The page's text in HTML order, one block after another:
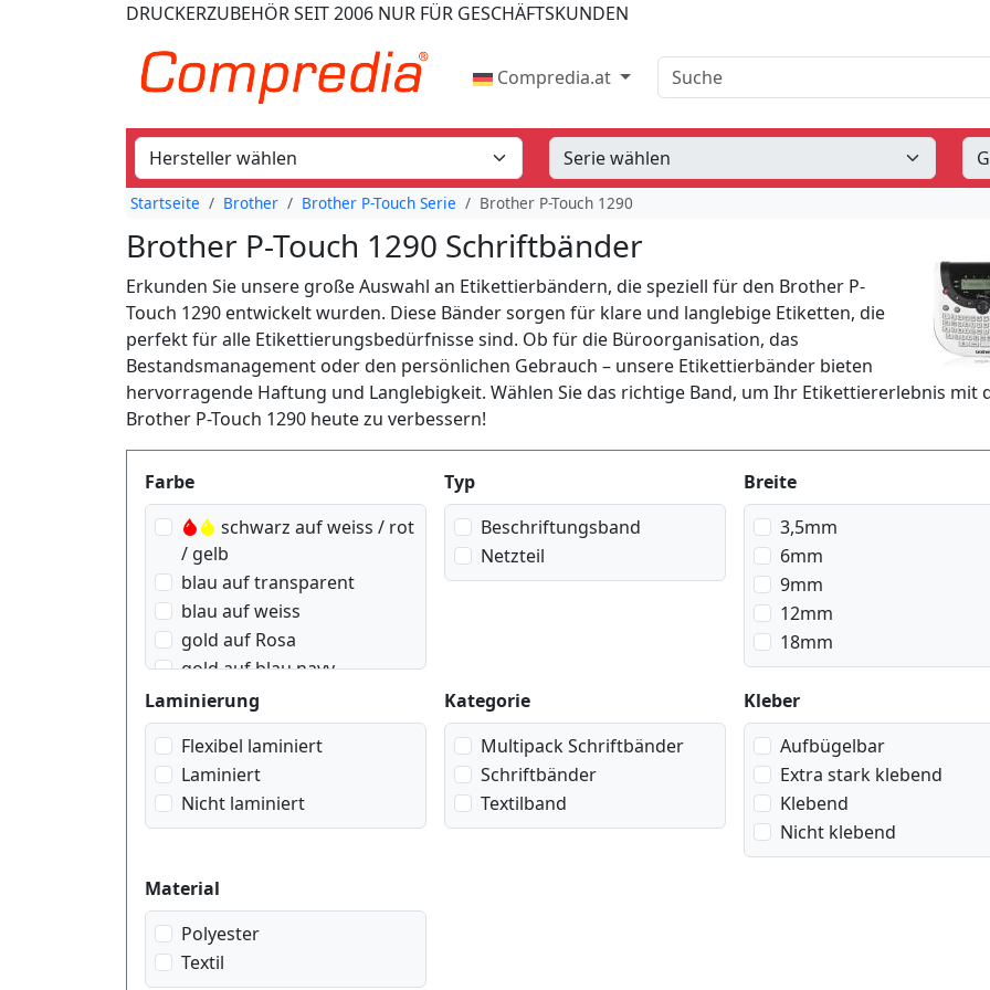
DRUCKERZUBEHÖRSEIT 2006 NUR FÜR GESCHÄFTSKUNDEN
Compredia.at Suche
Startseite Brother Brother P-Touch Serie Brother P-Touch 1290
Brother P-Touch 1290 Schriftbänder
Erkunden Sie unsere große Auswahl an Etikettierbändern, die speziell für den Brother P-
Touch 1290 entwickelt wurden. Diese Bänder sorgen für klare und langlebige Etiketten, die
perfekt für alle Etikettierungsbedürfnisse sind. Ob für die Büroorganisation, das
Bestandsmanagement oder den persönlichen Gebrauch – unsere Etikettierbänder bieten
hervorragende Haftung und Langlebigkeit. Wählen Sie das richtige Band, um Ihr Etikettiererlebnis mit
Brother P-Touch 1290 heute zu verbessern!
Produktfilter
Farbe
schwarz auf weiss / rot
/ gelb
blau auf transparent
blau auf weiss
gold auf Rosa
gold auf blau navy
gold auf rot wein
gold auf schwarz
gold auf weiss
rot auf transparent
rot auf weiss
schwarz auf gold
geometrisch
schwarz auf grün
schwarz auf rosa Herzen
Typ
Beschriftungsband
Netzteil
Breite
3,5mm
6mm
9mm
12mm
18mm
Laminierung
Flexibel laminiert
Laminiert
Nicht laminiert
Kategorie
Multipack Schriftbänder
Schriftbänder
Textilband
Kleber
Aufbügelbar
Extra stark klebend
Klebend
Nicht klebend
Material
Polyester
Textil